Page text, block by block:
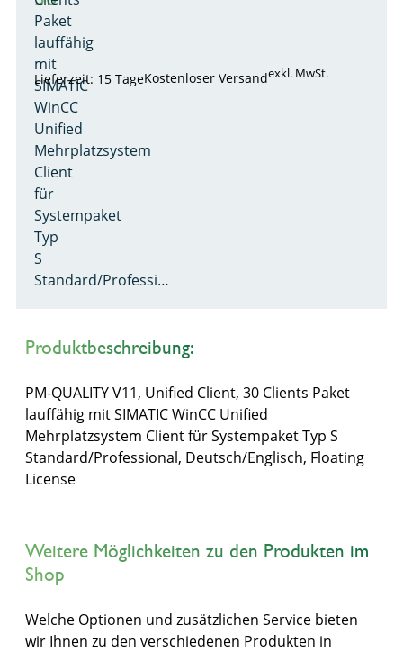
Paket
lauffähig
mit
SIMATIC
WinCC
Unified
Mehrplatzsystem
Client
für
Systempaket
Typ
S
Standard/Professi…
Lieferzeit: 15 TageKostenloser Versandexkl. MwSt.
Produktbeschreibung:
PM-QUALITY V11, Unified Client, 30 Clients Paket
lauffähig mit SIMATIC WinCC Unified
Mehrplatzsystem Client für Systempaket Typ S
Standard/Professional, Deutsch/Englisch, Floating
License
Weitere Möglichkeiten zu den Produkten im
Shop
Welche Optionen und zusätzlichen Service bieten
wir Ihnen zu den verschiedenen Produkten in